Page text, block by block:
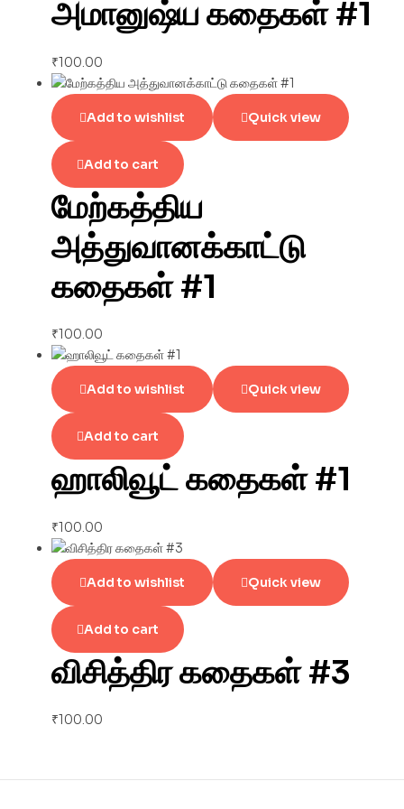
அமானுஷ்ய கதைகள் #1
₹100.00
Add to wishlist Quick view
Add to cart
மேற்கத்திய
அத்துவானக்காட்டு
கதைகள் #1
₹100.00
Add to wishlist Quick view
Add to cart
ஹாலிவூட் கதைகள் #1
₹100.00
Add to wishlist Quick view
Add to cart
விசித்திர கதைகள் #3
₹100.00